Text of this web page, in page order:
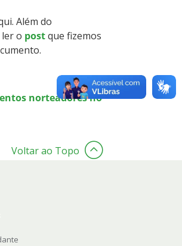
Além do
o postque fizemos
norteadores no
Voltar ao Topo